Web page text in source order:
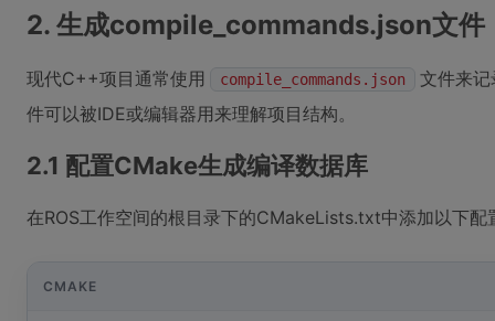
2. 生成compile_commands.json文件
现代C++项目通常使用 compile_commands.json
文件来
件可以被IDE或编辑器用来理解项目结构。
2.1 配置CMake生成编译数据库
在ROS工作空间的根目录下的CMakeLists.txt中添加以下配
CMAKE